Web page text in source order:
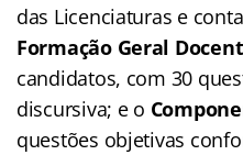
das Licenciaturas e
Formação Geral
candidatos, com 30
discursiva; e o
questões objetivas